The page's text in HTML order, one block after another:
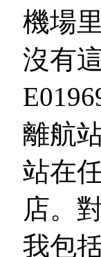
機場
沒有
離航
站在
店。
我包